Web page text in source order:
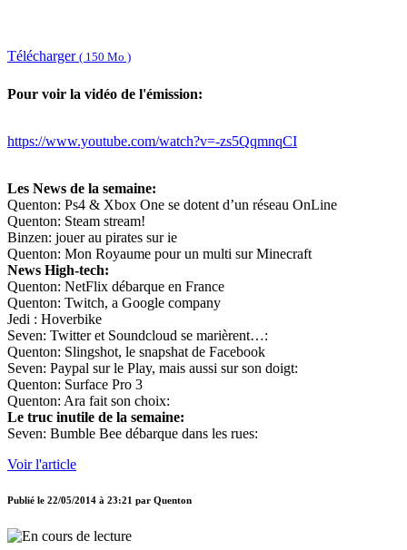
Télécharger ( 150 Mo )
Pour voir la vidéo de l'émission:
https://www.youtube.com/watch?v=-zs5QqmnqCI
Les News de la semaine:
Quenton: Ps4 & Xbox One se dotent d’un réseau OnLine
Quenton: Steam stream!
Binzen: jouer au pirates sur ie
Quenton: Mon Royaume pour un multi sur Minecraft
News High-tech:
Quenton: NetFlix débarque en France
Quenton: Twitch, a Google company
Jedi : Hoverbike
Seven: Twitter et Soundcloud se marièrent…:
Quenton: Slingshot, le snapshat de Facebook
Seven: Paypal sur le Play, mais aussi sur son doigt:
Quenton: Surface Pro 3
Quenton: Ara fait son choix:
Le truc inutile de la semaine:
Seven: Bumble Bee débarque dans les rues:
Voir l'article
Publié le 22/05/2014 à 23:21 par Quenton